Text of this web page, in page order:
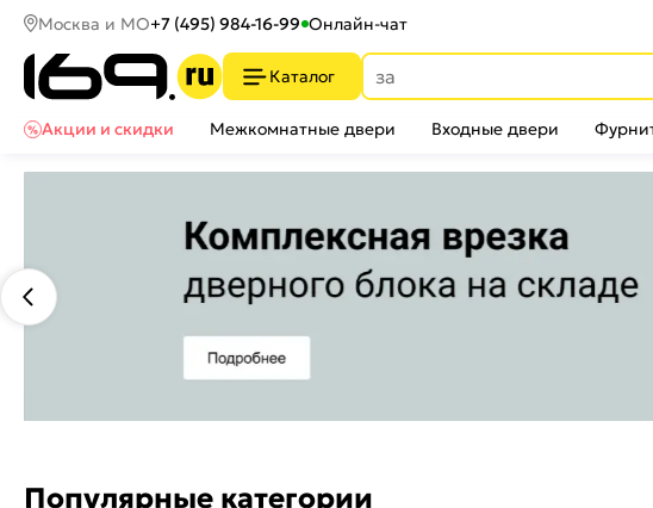
Москва и МО+7 (495) 984-16-99 Онлайн-чат
Каталог
Акции и скидки
Межкомнатные двери Входные двери
Популярные категории